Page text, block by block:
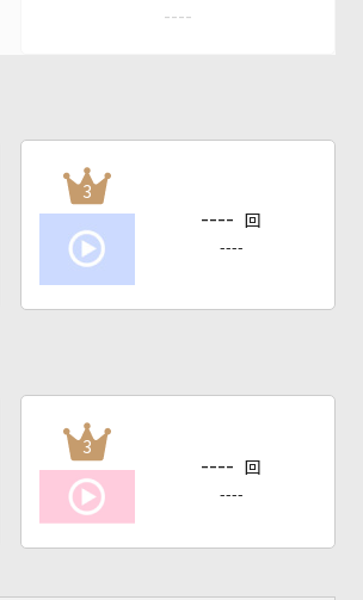
----
3
---- 回
----
3
---- 回
----